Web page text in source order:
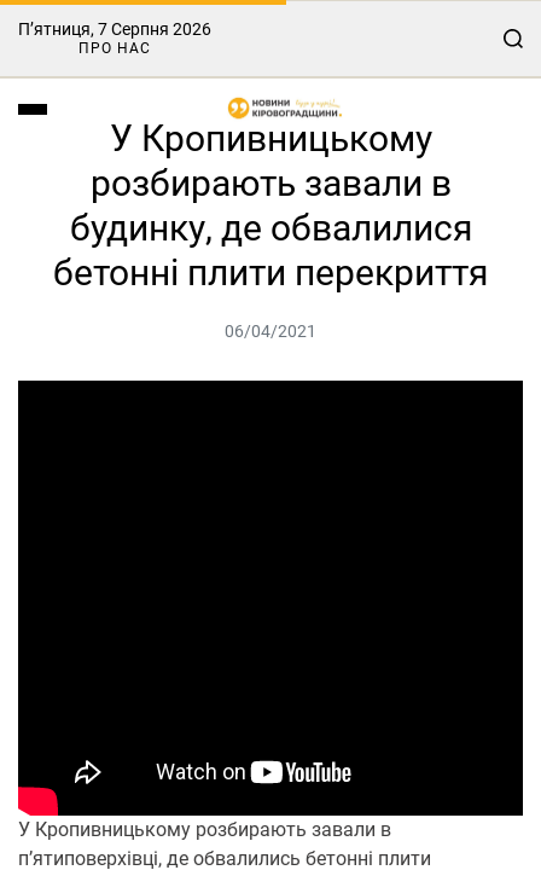
П’ятниця, 7 Серпня 2026
ПРО НАС
У Кропивницькому
розбирають завали в
будинку, де обвалилися
бетонні плити перекриття
06/04/2021
У Кропивницькому розбирають завали в
п’ятиповерхівці, де обвалились бетонні плити